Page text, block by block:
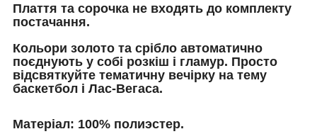
Плаття та сорочка не входять до комплекту
постачання.
Кольори золото та срібло автоматично
поєднують у собі розкіш і гламур. Просто
відсвяткуйте тематичну вечірку на тему
баскетбол і Лас-Вегаса.
Матеріал: 100% полиэстер.